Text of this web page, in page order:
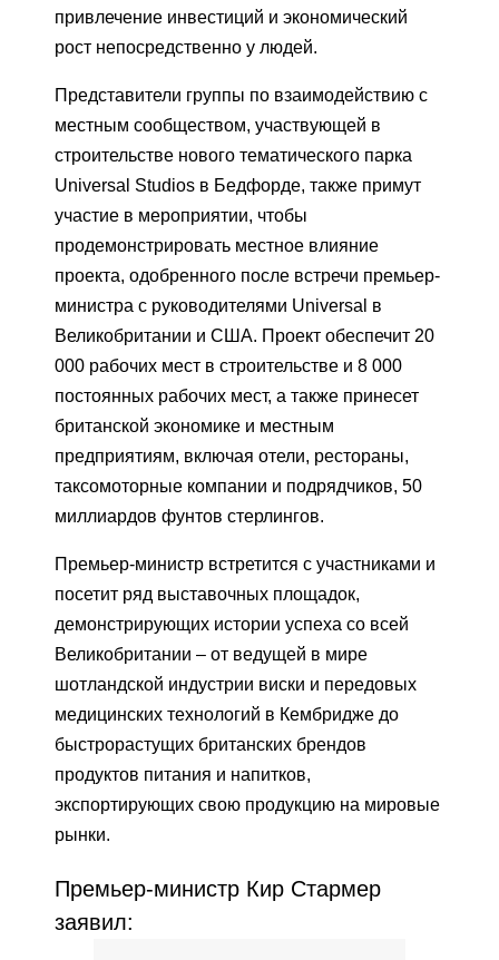
привлечение инвестиций и экономический
рост непосредственно у людей.
Представители группы по взаимодействию с
местным сообществом, участвующей в
строительстве нового тематического парка
Universal Studios в Бедфорде, также примут
участие в мероприятии, чтобы
продемонстрировать местное влияние
проекта, одобренного после встречи премьер-
министра с руководителями Universal в
Великобритании и США. Проект обеспечит 20
000 рабочих мест в строительстве и 8 000
постоянных рабочих мест, а также принесет
британской экономике и местным
предприятиям, включая отели, рестораны,
таксомоторные компании и подрядчиков, 50
миллиардов фунтов стерлингов.
Премьер-министр встретится с участниками и
посетит ряд выставочных площадок,
демонстрирующих истории успеха со всей
Великобритании – от ведущей в мире
шотландской индустрии виски и передовых
медицинских технологий в Кембридже до
быстрорастущих британских брендов
продуктов питания и напитков,
экспортирующих свою продукцию на мировые
рынки.
Премьер-министр Кир Стармер
заявил: